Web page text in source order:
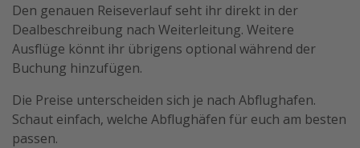
Den genauen Reiseverlauf seht ihr direkt in der
Dealbeschreibung nach Weiterleitung. Weitere
Ausflüge könnt ihr übrigens optional während der
Buchung hinzufügen.
Die Preise unterscheiden sich je nach Abflughafen.
Schaut einfach, welche Abflughäfen für euch am besten
passen.